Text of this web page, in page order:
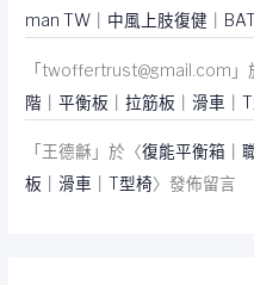
man TW｜中風上肢復健｜BAT
「twoffertrust@gmail.com 」
階｜平衡板｜拉筋板｜滑車｜
「 王德龢 」於〈復能平衡箱｜
板｜滑車｜T型椅〉發佈留言